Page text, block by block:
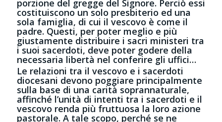
porzione del gregge del Signore. Perciò essi
costituiscono un solo presbiterio ed una
sola famiglia, di cui il vescovo è come il
padre. Questi, per poter meglio e più
giustamente distribuire i sacri ministeri tra
i suoi sacerdoti, deve poter godere della
necessaria libertà nel conferire gli uffici…
Le relazioni tra il vescovo e i sacerdoti
diocesani devono poggiare principalmente
sulla base di una carità soprannaturale,
affinché l’unità di intenti tra i sacerdoti e il
vescovo renda più fruttuosa la loro azione
pastorale. A tale scopo, perché se ne